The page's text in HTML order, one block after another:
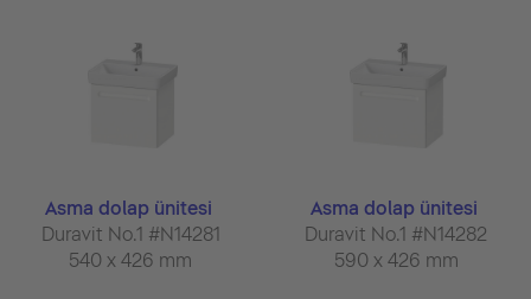
Asma dolap ünitesi
Duravit No.1 #N14281
540 x 426 mm
Asma dolap ünitesi
Duravit No.1 #N14282
590 x 426 mm